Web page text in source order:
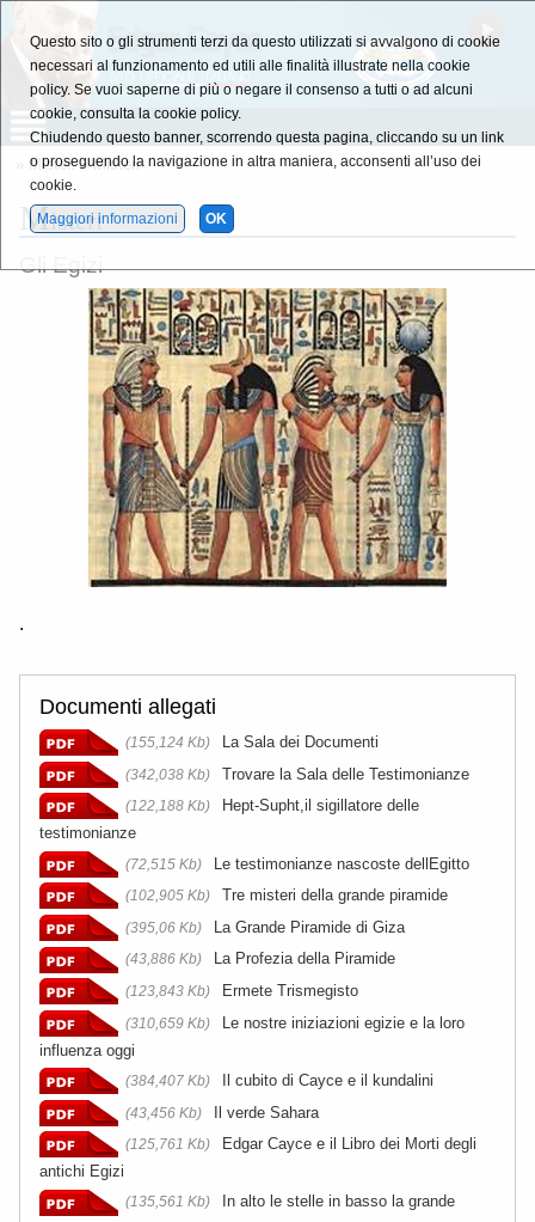
Misteri » Misteri
Misteri
Gli Egizi
.
Documenti allegati
(155,124 Kb) La Sala dei Documenti
(342,038 Kb) Trovare la Sala delle Testimonianze
(122,188 Kb)
Hept-Supht,il sigillatore delle
testimonianze
(72,515 Kb) Le testimonianze nascoste dellEgitto
(102,905 Kb) Tre misteri della grande piramide
(395,06 Kb) La Grande Piramide di Giza
(43,886 Kb) La Profezia della Piramide
(123,843 Kb) Ermete Trismegisto
(310,659 Kb)
Le nostre iniziazioni egizie e la loro
influenza oggi
(384,407 Kb) Il cubito di Cayce e il kundalini
(43,456 Kb) Il verde Sahara
(125,761 Kb)
Edgar Cayce e il Libro dei Morti degli
antichi Egizi
(135,561 Kb)
In alto le stelle in basso la grande
Questo sito o gli strumenti terzi da questo utilizzati si avvalgono di cookie
necessari al funzionamento ed utili alle finalità illustrate nella cookie
policy. Se vuoi saperne di più o negare il consenso a tutti o ad alcuni
cookie, consulta la cookie policy.
Chiudendo questo banner, scorrendo questa pagina, cliccando su un link
o proseguendo la navigazione in altra maniera, acconsenti all’uso dei
cookie.
Maggiori informazioni
OK